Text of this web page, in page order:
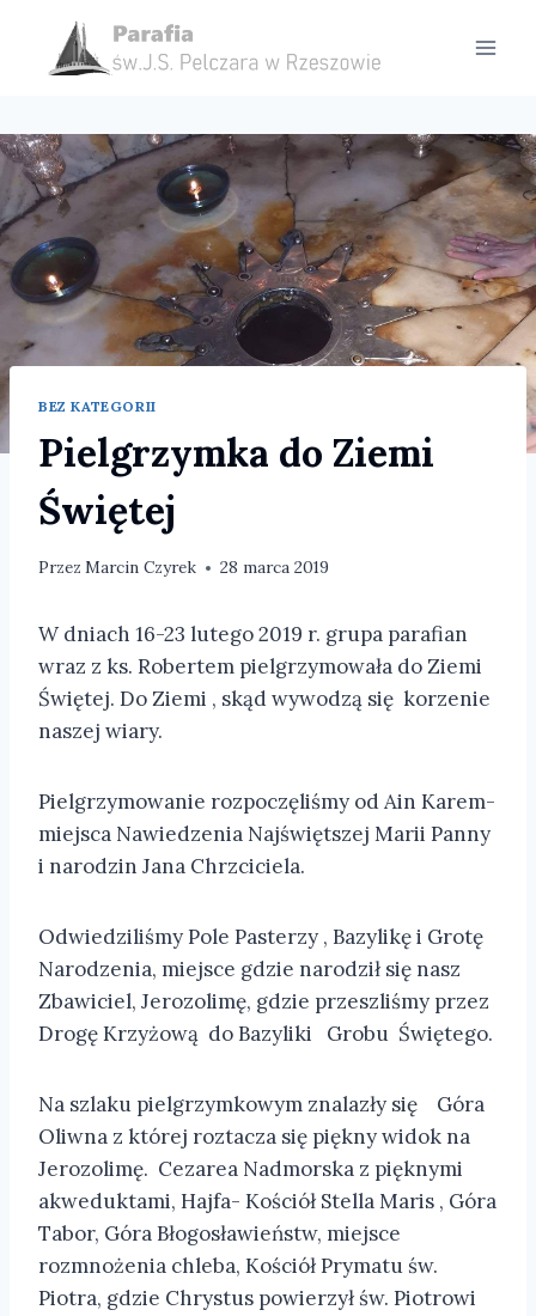
treści
BEZ KATEGORII
Pielgrzymka do Ziemi
Świętej
Przez Marcin Czyrek 28 marca 2019
W dniach 16-23 lutego 2019 r. grupa parafian
wraz z ks. Robertem pielgrzymowała do Ziemi
Świętej. Do Ziemi , skąd wywodzą się korzenie
naszej wiary.
Pielgrzymowanie rozpoczęliśmy od Ain Karem-
miejsca Nawiedzenia Najświętszej Marii Panny
i narodzin Jana Chrzciciela.
Odwiedziliśmy Pole Pasterzy , Bazylikę i Grotę
Narodzenia, miejsce gdzie narodził się nasz
Zbawiciel, Jerozolimę, gdzie przeszliśmy przez
Drogę Krzyżową do Bazyliki Grobu Świętego.
Na szlaku pielgrzymkowym znalazły się Góra
Oliwna z której roztacza się piękny widok na
Jerozolimę. Cezarea Nadmorska z pięknymi
akweduktami, Hajfa- Kościół Stella Maris , Góra
Tabor, Góra Błogosławieństw, miejsce
rozmnożenia chleba, Kościół Prymatu św.
Piotra, gdzie Chrystus powierzył św. Piotrowi